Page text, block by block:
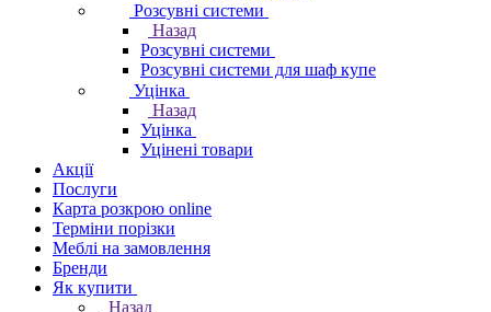
Розсувні системи
Назад
Розсувні системи
Розсувні системи для шаф купе
Уцінка
Назад
Уцінка
Уцінені товари
Акції
Послуги
Карта розкрою online
Терміни порізки
Меблі на замовлення
Бренди
Як купити
Назад